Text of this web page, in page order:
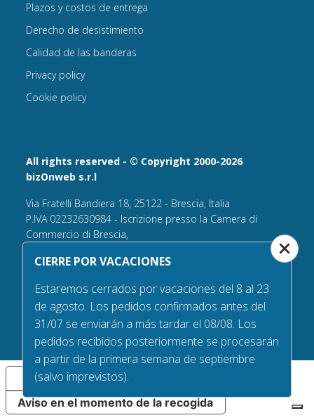
All rights reserved - © Copyright 2000-2026
bizOnweb s.r.l
Via Fratelli Bandiera 18, 25122 - Brescia, Italia
P.IVA 02232630984 - Iscrizione presso la Camera di
Commercio di Brescia,
n° REA 432569 Capitale sociale versato Euro 25.000,00.
Email:info@bandiere.it
PEC bizonweb@mailcertiﬁcatapec.it
Plazos y costos de entrega
Derecho de desistimiento
Calidad de las banderas
Privacy policy
Cookie policy
CIERRE POR VACACIONES
Estaremos cerrados por vacaciones del 8 al 23
de agosto. Los pedidos confirmados antes del
31/07 se enviarán a más tardar el 08/08. Los
pedidos recibidos posteriormente se procesarán
a partir de la primera semana de septiembre
(salvo imprevistos).
Aviso en el momento de la recogida
Sus opciones de privacidad